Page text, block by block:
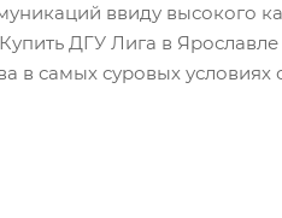
ввиду высокого
ДГУ Лига в
самых суровых условиях